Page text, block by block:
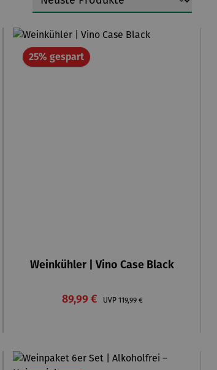
25% gespartRabatt
Weinkühler | Vino Case Black
Verkaufspreis:
89,99 € UVP Regulärer Preis:
119,99 €